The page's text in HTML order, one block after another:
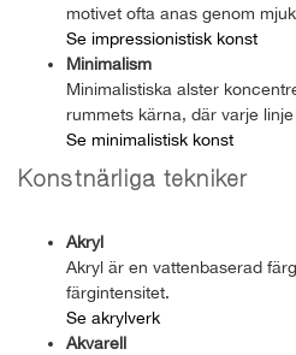
motivet ofta anas genom
Se impressionistisk konst
Minimalism
Minimalistiska alster
rummets kärna, där varje
Se minimalistisk konst
Konstnärliga tekniker
Akryl
Akryl är en vattenbaserad
färgintensitet.
Se akrylverk
Akvarell